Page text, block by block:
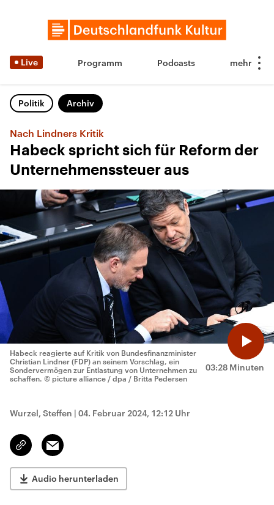
Live Programm Podcasts
Politik Archiv
Nach Lindners Kritik
Habeck spricht sich für Reform der
Unternehmenssteuer aus
03:28 Minuten
Habeck reagierte auf Kritik von Bundesfinanzminister
Christian Lindner (FDP) an seinem Vorschlag, ein
Sondervermögen zur Entlastung von Unternehmen zu
schaffen. © picture alliance / dpa / Britta Pedersen
Wurzel, Steffen | 04. Februar 2024, 12:12 Uhr
Link
kopieren/teilen
Email
Audio herunterladen